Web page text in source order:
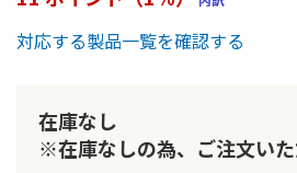
対応する製品一覧を確認する
在庫なし
※在庫なしの為、ご注文いた
ー
の
最
移